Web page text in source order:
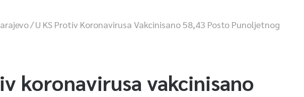
/U KS Protiv Koronavirusa Vakcinisano 58,43 Posto Punoljetnog
koronavirusa vakcinisano